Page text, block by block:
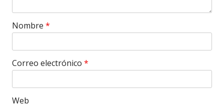
Nombre *
Correo electrónico *
Web